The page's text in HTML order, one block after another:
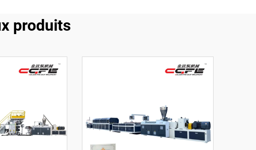
produits